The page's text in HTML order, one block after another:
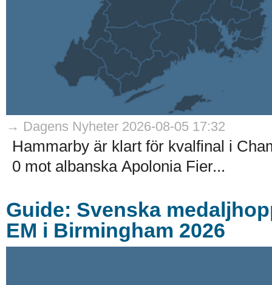
→ Dagens Nyheter 2026-08-05 17:32
Hammarby är klart för kvalfinal i
0 mot albanska Apolonia Fier...
Guide: Svenska
EM i Birmingham 2026